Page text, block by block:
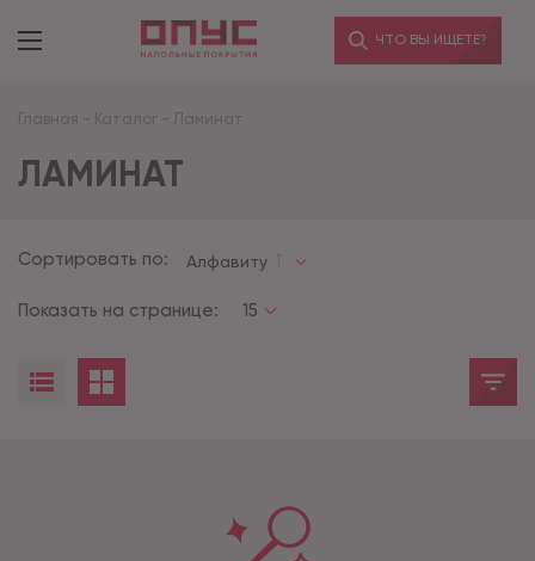
ЧТО ВЫ ИЩЕТЕ?
Главная - Каталог - Ламинат
ЛАМИНАТ
Сортировать по: Алфавиту
Показать на странице: 15